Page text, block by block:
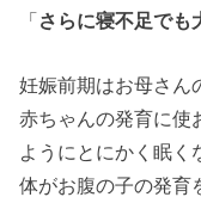
「さらに寝不足でも
妊娠前期はお母さん
赤ちゃんの発育に使
ようにとにかく眠く
体がお腹の子の発育